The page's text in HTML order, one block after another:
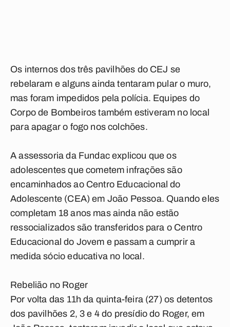
Os internos dos três pavilhões do CEJ se
rebelaram e alguns ainda tentaram pular o muro,
mas foram impedidos pela polícia. Equipes do
Corpo de Bombeiros também estiveram no local
para apagar o fogo nos colchões.
A assessoria da Fundac explicou que os
adolescentes que cometem infrações são
encaminhados ao Centro Educacional do
Adolescente (CEA) em João Pessoa. Quando eles
completam 18 anos mas ainda não estão
ressocializados são transferidos para o Centro
Educacional do Jovem e passam a cumprir a
medida sócio educativa no local.
Rebelião no Roger
Por volta das 11h da quinta-feira (27) os detentos
dos pavilhões 2, 3 e 4 do presídio do Roger, em